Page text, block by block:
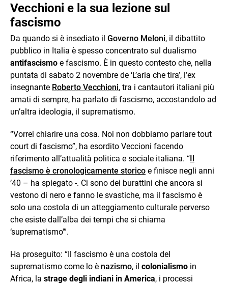
Vecchioni e la sua lezione sul
fascismo
Da quando si è insediato il Governo Meloni, il dibattito
pubblico in Italia è spesso concentrato sul dualismo
antifascismo e fascismo. È in questo contesto che, nella
puntata di sabato 2 novembre de ‘L’aria che tira’, l’ex
insegnante Roberto Vecchioni, tra i cantautori italiani più
amati di sempre, ha parlato di fascismo, accostandolo ad
un’altra ideologia, il suprematismo.
“Vorrei chiarire una cosa. Noi non dobbiamo parlare tout
court di fascismo”, ha esordito Veccioni facendo
riferimento all’attualità politica e sociale italiana. “Il
fascismo è cronologicamente storico e finisce negli anni
’40 – ha spiegato -. Ci sono dei burattini che ancora si
vestono di nero e fanno le svastiche, ma il fascismo è
solo una costola di un atteggiamento culturale perverso
che esiste dall’alba dei tempi che si chiama
‘suprematismo'”.
Ha proseguito: “Il fascismo è una costola del
suprematismo come lo è nazismo, il colonialismo in
Africa, la strage degli indiani in America, i processi